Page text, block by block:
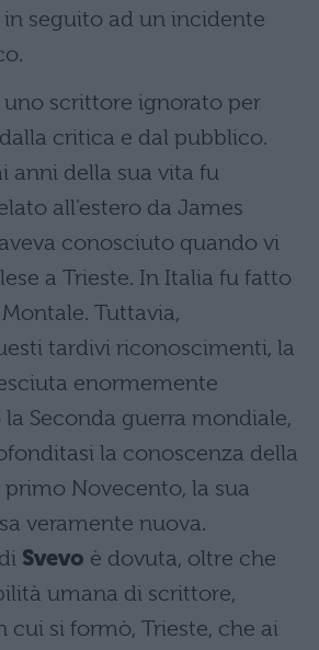
in seguito ad un incidente
uno scrittore ignorato per
critica e dal pubblico.
anni della sua vita fu
all’estero da James
conosciuto quando vi
a Trieste. In Italia fu fatto
Tuttavia,
tardivi riconoscimenti, la
enormemente
Seconda guerra mondiale,
la conoscenza della
Novecento, la sua
veramente nuova.
Svevo è dovuta, oltre che
umana di scrittore,
cui si formò, Trieste, che ai